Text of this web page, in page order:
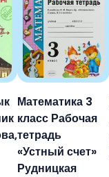
Математика 3
класс Рабочая
тетрадь
«Устный счет»
Рудницкая